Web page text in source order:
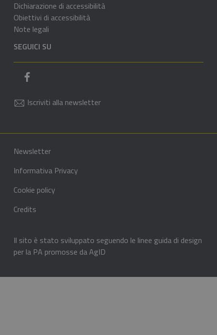
Dichiarazione di accessibilità
Obiettivi di accessibilità
Note legali
SEGUICI SU
Iscriviti alla newsletter
Sezione Link di servizio
Sezione Link Utili
Newsletter
Informativa Privacy
Cookie policy
Credits
Il sito è stato sviluppato seguendo le linee guida di design
per la PA promosse da AgID